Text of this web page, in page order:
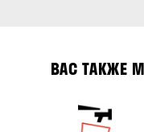
ВАС ТАКЖЕ